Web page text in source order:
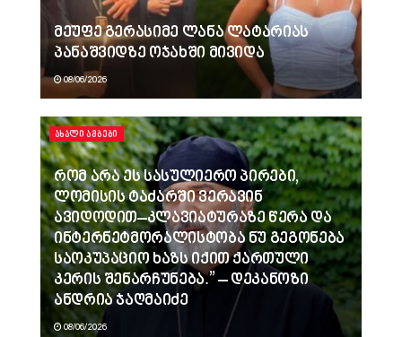
მეუფე გერასიმე ლანა ლატარიას
პანაშვიდზე ოჯახში მივიდა
08/06/2026
ᲐᲮᲐᲚᲘ ᲐᲛᲑᲔᲑᲘ
რომ არა ეს სასულიერო პირები,
ლომისის ტაძარში ვერავინ
ავიდოდით–კლავიატურაზე წერა და
ინტერნეტმორალისტობა ნუ გეგონება
საოკუპაციო ხაზს იქით ქართული
კერის შენარჩუნება.” – დეკანოზი
ანდრია ჯაღმაიძე
08/06/2026